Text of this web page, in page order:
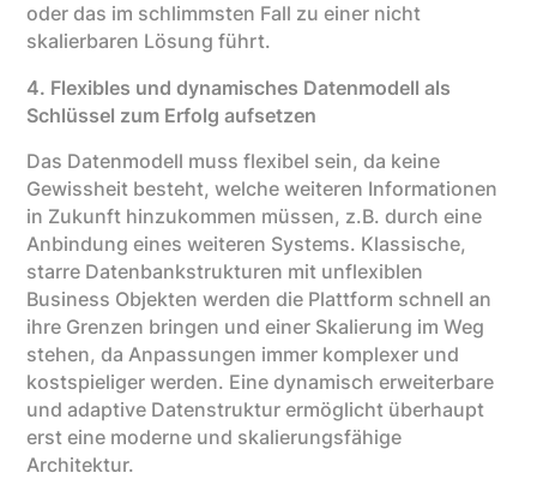
oder das im schlimmsten Fall zu einer nicht
skalierbaren Lösung führt.
4. Flexibles und dynamisches Datenmodell als
Schlüssel zum Erfolg aufsetzen
Das Datenmodell muss flexibel sein, da keine
Gewissheit besteht, welche weiteren Informationen
in Zukunft hinzukommen müssen, z.B. durch eine
Anbindung eines weiteren Systems. Klassische,
starre Datenbankstrukturen mit unflexiblen
Business Objekten werden die Plattform schnell an
ihre Grenzen bringen und einer Skalierung im Weg
stehen, da Anpassungen immer komplexer und
kostspieliger werden. Eine dynamisch erweiterbare
und adaptive Datenstruktur ermöglicht überhaupt
erst eine moderne und skalierungsfähige
Architektur.